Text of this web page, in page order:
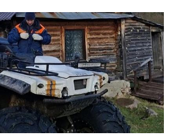
в рот и зафиксировала язык. Воздух
– человек задышал. Полицейский
положении до приезда скорой», -
ОМВД. Пострадавшего доставили
Руководство ГУ МВД и
области решают вопрос о
Робертус.